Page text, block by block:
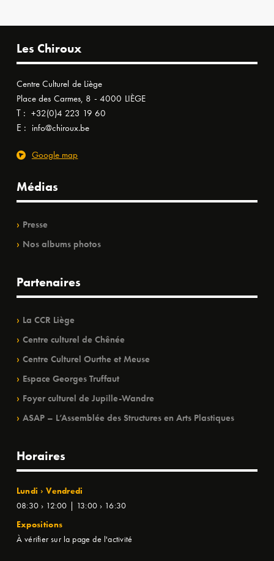
Les Chiroux
Centre Culturel de Liège
Place des Carmes, 8 - 4000 LIÈGE
T : +32(0)4 223 19 60
E : info@chiroux.be
Google map
Médias
Presse
Nos albums photos
Partenaires
La CCR Liège
Centre culturel de Chênée
Centre Culturel Ourthe et Meuse
Espace Georges Truffaut
Foyer culturel de Jupille-Wandre
ASAP – L’Assemblée des Structures en Arts Plastiques
Horaires
Lundi › Vendredi
08:30 › 12:00 | 13:00 › 16:30
Expositions
À vérifier sur la page de l'activité